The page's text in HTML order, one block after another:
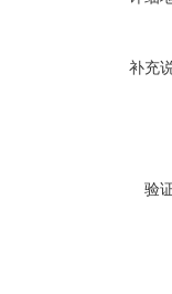
补充
验